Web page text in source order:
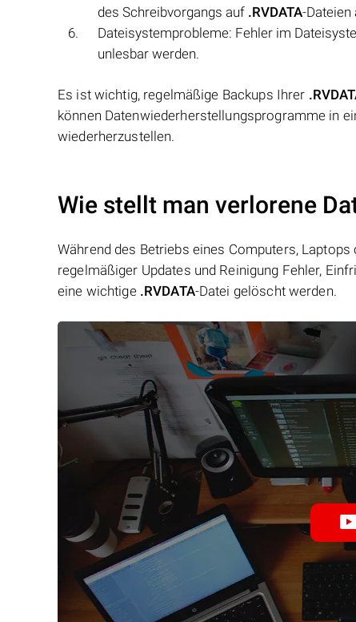
des Schreibvorgangs auf .RVDATA-Dateien
Dateisystemprobleme: Fehler im
unlesbar werden.
Es ist wichtig, regelmäßige Backups Ihrer
können Datenwiederherstellungsprogramme in
wiederherzustellen.
Wie stellt man verlorene
Während des Betriebs eines Computers,
regelmäßiger Updates und Reinigung Fehler,
eine wichtige .RVDATA-Datei gelöscht werden.